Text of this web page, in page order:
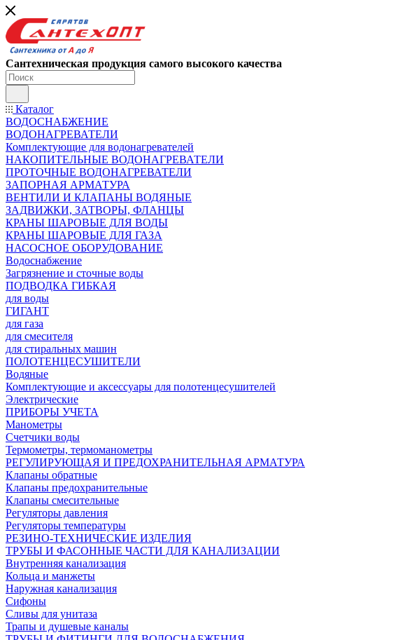
Сантехническая продукция самого высокого качества
Каталог
ВОДОСНАБЖЕНИЕ
ВОДОНАГРЕВАТЕЛИ
Комплектующие для водонагревателей
НАКОПИТЕЛЬНЫЕ ВОДОНАГРЕВАТЕЛИ
ПРОТОЧНЫЕ ВОДОНАГРЕВАТЕЛИ
ЗАПОРНАЯ АРМАТУРА
ВЕНТИЛИ И КЛАПАНЫ ВОДЯНЫЕ
ЗАДВИЖКИ, ЗАТВОРЫ, ФЛАНЦЫ
КРАНЫ ШАРОВЫЕ ДЛЯ ВОДЫ
КРАНЫ ШАРОВЫЕ ДЛЯ ГАЗА
НАСОСНОЕ ОБОРУДОВАНИЕ
Водоснабжение
Загрязнение и сточные воды
ПОДВОДКА ГИБКАЯ
для воды
ГИГАНТ
для газа
для смесителя
для стиральных машин
ПОЛОТЕНЦЕСУШИТЕЛИ
Водяные
Комплектующие и аксессуары для полотенцесушителей
Электрические
ПРИБОРЫ УЧЕТА
Манометры
Счетчики воды
Термометры, термоманометры
РЕГУЛИРУЮЩАЯ И ПРЕДОХРАНИТЕЛЬНАЯ АРМАТУРА
Клапаны обратные
Клапаны предохранительные
Клапаны смесительные
Регуляторы давления
Регуляторы температуры
РЕЗИНО-ТЕХНИЧЕСКИЕ ИЗДЕЛИЯ
ТРУБЫ И ФАСОННЫЕ ЧАСТИ ДЛЯ КАНАЛИЗАЦИИ
Внутренняя канализация
Кольца и манжеты
Наружная канализация
Сифоны
Сливы для унитаза
Трапы и душевые каналы